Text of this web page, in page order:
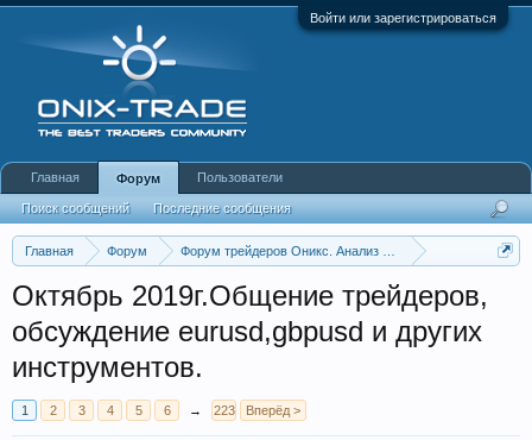
Войти или зарегистрироваться
Главная Форум
Форум трейдеров Оникс. Анализ и обсуждение рынка
Октябрь 2019г.Общение трейдеров,
обсуждение eurusd,gbpusd и других
инструментов.
1 2 3 4 5 6 → 223 Вперёд >
Главная Форум
Поиск сообщений Последние сообщения
Пользователи